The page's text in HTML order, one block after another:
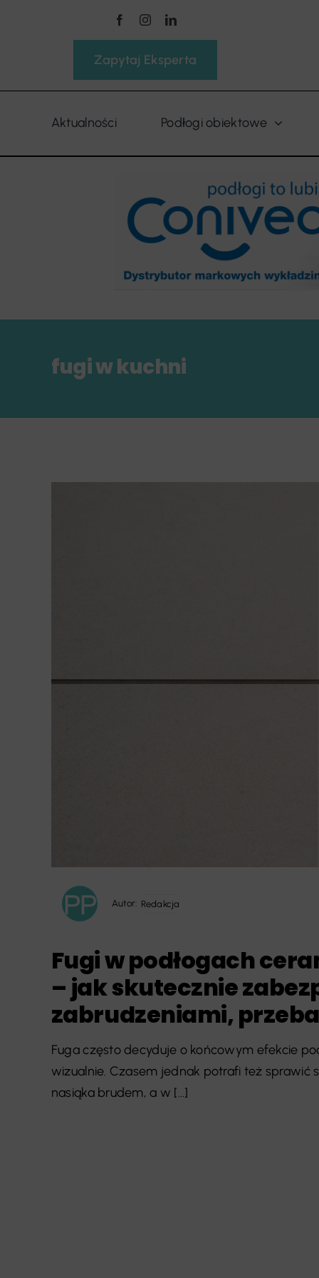
Zapytaj Eksperta
Aktualności Podłogi obiektowe
fugi w kuchni
Autor: Redakcja
Fugi w podłogach
– jak skutecznie
zabrudzeniami,
Fuga często decyduje o końcowym efekcie
wizualnie. Czasem jednak potrafi też sprawić
nasiąka brudem, a w [...]